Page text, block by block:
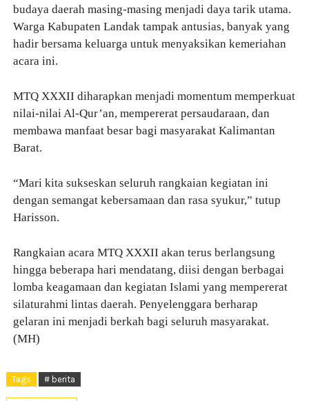
budaya daerah masing-masing menjadi daya tarik utama.
Warga Kabupaten Landak tampak antusias, banyak yang
hadir bersama keluarga untuk menyaksikan kemeriahan
acara ini.
MTQ XXXII diharapkan menjadi momentum memperkuat
nilai-nilai Al-Qur’an, mempererat persaudaraan, dan
membawa manfaat besar bagi masyarakat Kalimantan
Barat.
“Mari kita sukseskan seluruh rangkaian kegiatan ini
dengan semangat kebersamaan dan rasa syukur,” tutup
Harisson.
Rangkaian acara MTQ XXXII akan terus berlangsung
hingga beberapa hari mendatang, diisi dengan berbagai
lomba keagamaan dan kegiatan Islami yang mempererat
silaturahmi lintas daerah. Penyelenggara berharap
gelaran ini menjadi berkah bagi seluruh masyarakat.
(MH)
Tags # berita